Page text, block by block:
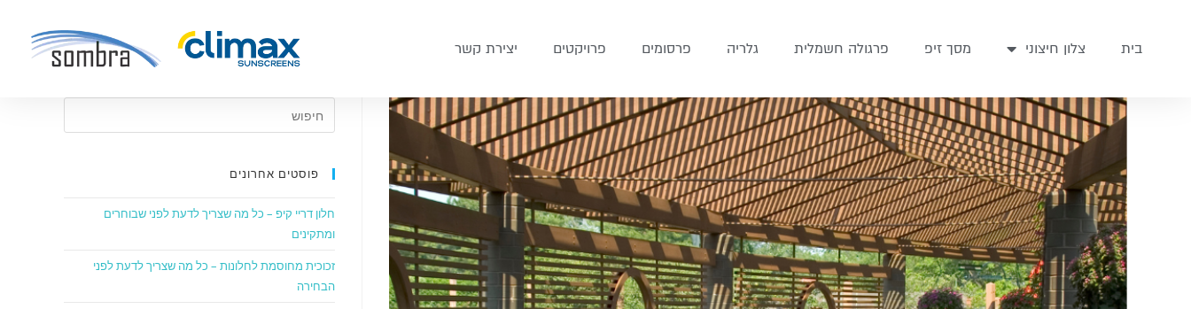
בית צלון חיצוני מסך זיפ פרגולה חשמלית גלריה פרסומים פרויקטים יצירת קשר
פוסטים אחרונים
חלון דריי קיפ – כל מה שצריך לדעת לפני שבוחרים
ומתקינים
זכוכית מחוסמת לחלונות – כל מה שצריך לדעת לפני
הבחירה